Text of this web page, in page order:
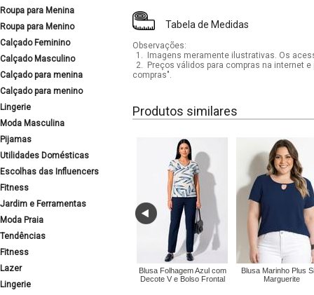
Roupa para Menina
Roupa para Menino
Calçado Feminino
Calçado Masculino
Calçado para menina
Calçado para menino
Lingerie
Moda Masculina
Pijamas
Utilidades Domésticas
Escolhas das Influencers
Fitness
Jardim e Ferramentas
Moda Praia
Tendências
Fitness
Lazer
Lingerie
Tabela de Medidas
Observações:
1.
Imagens meramente ilustrativas. Os
2.
Preços válidos para compras na internet
compras".
Produtos similares
Blusa Folhagem Azul com
Decote V e Bolso Frontal
Blusa Marinho Plus
Marguerite